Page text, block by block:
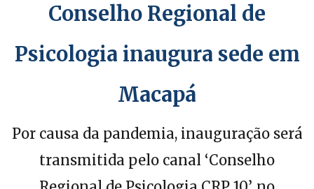
Conselho Regional de
Psicologia inaugura sede em
Macapá
Por causa da pandemia, inauguração será
transmitida pelo canal ‘Conselho